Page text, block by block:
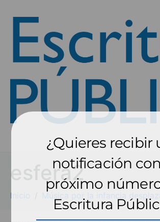
esfera2
Inicio Música por la infancia
¿Quieres recibir
notificación
próximo
Escritura